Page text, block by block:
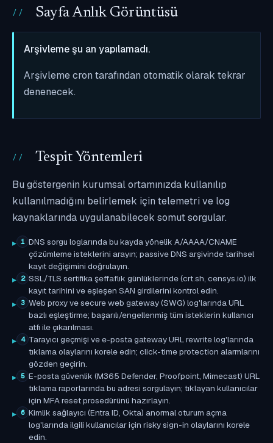
Sayfa Anlık Görüntüsü
Arşivleme şu an yapılamadı.
Arşivleme cron tarafından otomatik olarak tekrar
denenecek.
Tespit Yöntemleri
Bu göstergenin kurumsal ortamınızda kullanılıp
kullanılmadığını belirlemek için telemetri ve log
kaynaklarında uygulanabilecek somut sorgular.
1 DNS sorgu loglarında bu kayda yönelik A/AAAA/CNAME
çözümleme isteklerini arayın; passive DNS arşivinde tarihsel
kayıt değişimini doğrulayın.
2 SSL/TLS sertifika şeffaflık günlüklerinde (crt.sh, censys.io) ilk
kayıt tarihini ve eşleşen SAN girdilerini kontrol edin.
3 Web proxy ve secure web gateway (SWG) log'larında URL
bazlı eşleştirme; başarılı/engellenmiş tüm isteklerin kullanıcı
atfı ile çıkarılması.
4 Tarayıcı geçmişi ve e-posta gateway URL rewrite log'larında
tıklama olaylarını korele edin; click-time protection alarmlarını
gözden geçirin.
5 E-posta güvenlik (M365 Defender, Proofpoint, Mimecast) URL
tıklama raporlarında bu adresi sorgulayın; tıklayan kullanıcılar
için MFA reset prosedürünü hazırlayın.
6 Kimlik sağlayıcı (Entra ID, Okta) anormal oturum açma
log'larında ilgili kullanıcılar için risky sign-in olaylarını korele
edin.